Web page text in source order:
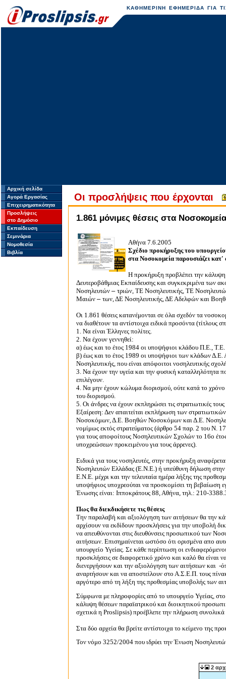
ΚΑΘΗΜΕΡΙΝΗ ΕΦΗΜΕΡΙΔΑ ΓΙΑ
Αρχική σελίδα
Αγορά Εργασίας
Επιχειρηματικότητα
Προσλήψεις
στο Δημόσιο
Εκπαίδευση
Σεμινάρια
Νομοθεσία
Βιβλία
Οι προσλήψεις που έρχονται
1.861 μόνιμες θέσεις στα
Αθήνα 7.6.2005
Σχέδιο προκήρυξης του
στα Νοσοκομεία παρουσιάζει
Η προκήρυξη προβλέπει την
Δευτεροβάθμιας Εκπαίδευσης και συγκεκριμένα των
Νοσηλευτών – τριών, ΤΕ Νοσηλευτικής, ΤΕ
Μαιών – των, ΔΕ Νοσηλευτικής, ΔΕ Αδελφών και
Οι 1.861 θέσεις κατανέμονται σε όλα σχεδόν τα
να διαθέτουν τα αντίστοιχα ειδικά προσόντα
1. Να είναι Έλληνες πολίτες.
2. Να έχουν γεννηθεί:
α) έως και το έτος 1984 οι υποψήφιοι κλάδου Π.Ε.,
β) έως και το έτος 1989 οι υποψήφιοι των κλάδων
Νοσηλευτικής, που είναι απόφοιτοι νοσηλευτικής
3. Να έχουν την υγεία και την φυσική καταλληλότητα
επιλέγουν.
4. Να μην έχουν κώλυμα διορισμού, ούτε κατά το
του διορισμού.
5. Οι άνδρες να έχουν εκπληρώσει τις στρατιωτικές
Εξαίρεση: Δεν απαιτείται εκπλήρωση των
Νοσοκόμων, Δ.Ε. Βοηθών Νοσοκόμων και Δ.Ε.
νομίμως εκτός στρατεύματος (άρθρο 54 παρ. 2 του Ν.
για τους αποφοίτους Νοσηλευτικών Σχολών το 16ο
υποχρεώσεων προκειμένου για τους άρρενες).
Ειδικά για τους νοσηλευτές, στην προκήρυξη
Νοσηλευτών Ελλάδας (Ε.Ν.Ε.) ή υπεύθυνη δήλωση στην
Ε.Ν.Ε. μέχρι και την τελευταία ημέρα λήξης της
υποψήφιος υποχρεούται να προσκομίσει τη βεβαίωση
Ένωσης είναι: Ιπποκράτους 88, Αθήνα, τηλ.: 210-
Πως θα διεκδικήσετε τις θέσεις
Την παραλαβή και αξιολόγηση των αιτήσεων θα την
αρχίσουν να εκδίδουν προσκλήσεις για την υποβολή
να απευθύνονται στις διευθύνσεις προσωπικού των
αιτήσεων. Επισημαίνεται ωστόσο ότι ορισμένα απο
υπουργείο Υγείας. Σε κάθε περίπτωση οι
προσκλήσεις σε διαφορετικό χρόνο και καλό θα είναι
διενεργήσουν και την αξιολόγηση των αιτήσεων και -
αναρτήσουν και να αποστείλουν στο Α.Σ.Ε.Π. τους
αργότερο από τη λήξη της προθεσμίας υποβολής των
Σύμφωνα με πληροφορίες από το υπουργείο Υγείας,
κάλυψη θέσεων παραϊατρικού και διοικητικού
σχετικά η Proslipsis) προέβλεπε την πλήρωση
Στα δύο αρχεία θα βρείτε αντίστοιχα το κείμενο της
Τον νόμο 3252/2004 που ιδρύει την Ένωση
2